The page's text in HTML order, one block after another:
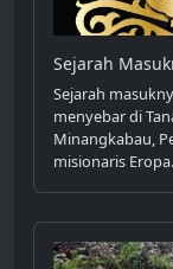
Sejarah
Sejarah
menyebar di
Minangkabau,
misionaris Eropa.